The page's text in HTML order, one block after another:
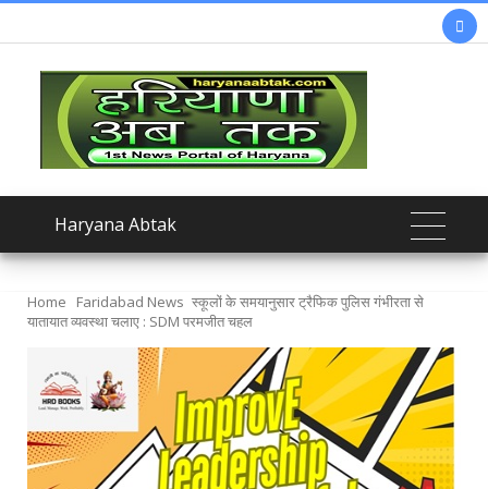

Haryana Abtak
Home Faridabad News स्कूलों के समयानुसार ट्रैफिक पुलिस गंभीरता से
यातायात व्यवस्था चलाए : SDM परमजीत चहल